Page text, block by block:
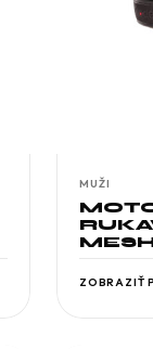
MUŽI
ZOBRAZIŤ